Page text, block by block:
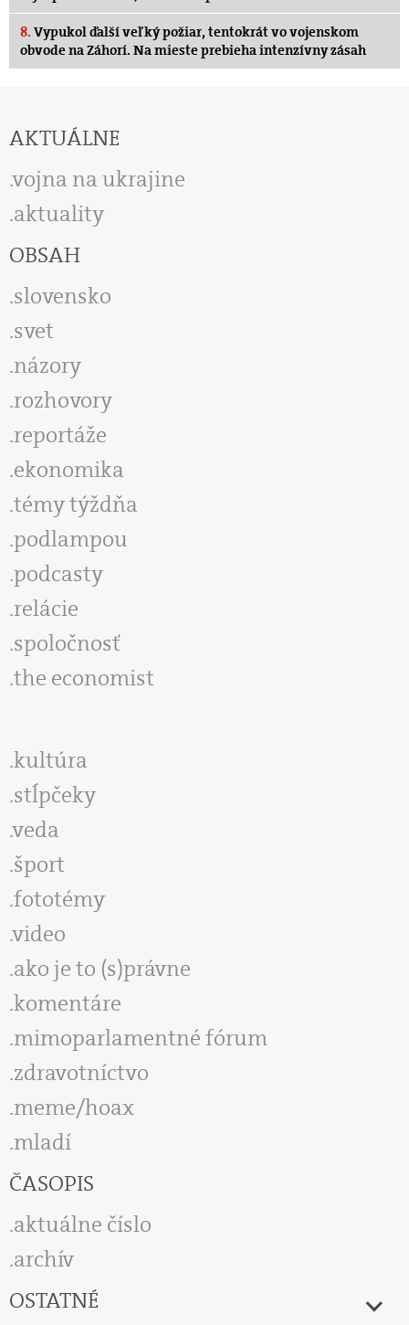
8. Vypukol ďalší veľký požiar, tentokrát vo vojenskom
obvode na Záhorí. Na mieste prebieha intenzívny zásah
AKTUÁLNE
vojna na ukrajine
aktuality
OBSAH
slovensko
svet
názory
rozhovory
reportáže
ekonomika
témy týždňa
podlampou
podcasty
relácie
spoločnosť
the economist
kultúra
stĺpčeky
veda
šport
fototémy
video
ako je to (s)právne
komentáre
mimoparlamentné fórum
zdravotníctvo
meme/hoax
mladí
ČASOPIS
aktuálne číslo
archív
OSTATNÉ